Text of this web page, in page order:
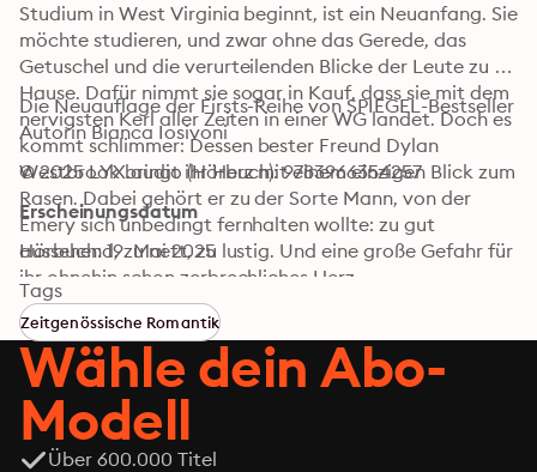
Studium in West Virginia beginnt, ist ein Neuanfang. Sie
möchte studieren, und zwar ohne das Gerede, das
Getuschel und die verurteilenden Blicke der Leute zu
Hause. Dafür nimmt sie sogar in Kauf, dass sie mit dem
nervigsten Kerl aller Zeiten in einer WG landet. Doch es
kommt schlimmer: Dessen bester Freund Dylan
Westbrook bringt ihr Herz mit einem einzigen Blick zum
Rasen. Dabei gehört er zu der Sorte Mann, von der
Emery sich unbedingt fernhalten wollte: zu gut
aussehend, zu nett, zu lustig. Und eine große Gefahr für
ihr ohnehin schon zerbrechliches Herz ...
Die Neuauflage der Firsts-Reihe von SPIEGEL-Bestseller
Autorin Bianca Iosivoni
© 2025 LYX.audio (Hörbuch): 9783966354257
Erscheinungsdatum
Hörbuch: 19. Mai 2025
Tags
Zeitgenössische Romantik
Wähle dein Abo-
Modell
Über 600.000 Titel